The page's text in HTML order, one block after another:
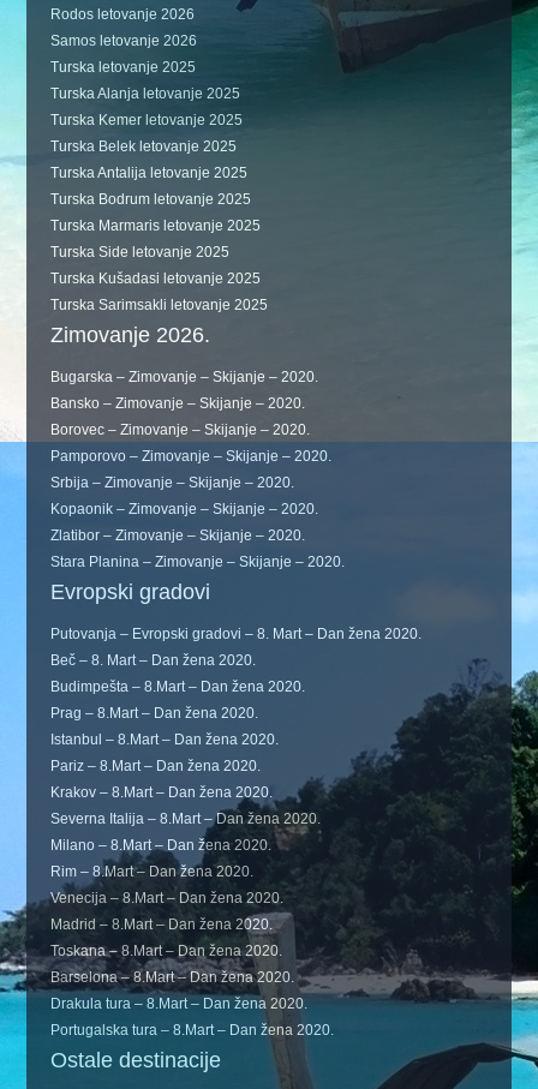
Rodos letovanje 2026
Samos letovanje 2026
Turska letovanje 2025
Turska Alanja letovanje 2025
Turska Kemer letovanje 2025
Turska Belek letovanje 2025
Turska Antalija letovanje 2025
Turska Bodrum letovanje 2025
Turska Marmaris letovanje 2025
Turska Side letovanje 2025
Turska Kušadasi letovanje 2025
Turska Sarimsakli letovanje 2025
Zimovanje 2026.
Bugarska – Zimovanje – Skijanje – 2020.
Bansko – Zimovanje – Skijanje – 2020.
Borovec – Zimovanje – Skijanje – 2020.
Pamporovo – Zimovanje – Skijanje – 2020.
Srbija – Zimovanje – Skijanje – 2020.
Kopaonik – Zimovanje – Skijanje – 2020.
Zlatibor – Zimovanje – Skijanje – 2020.
Stara Planina – Zimovanje – Skijanje – 2020.
Evropski gradovi
Putovanja – Evropski gradovi – 8. Mart – Dan žena 2020.
Beč – 8. Mart – Dan žena 2020.
Budimpešta – 8.Mart – Dan žena 2020.
Prag – 8.Mart – Dan žena 2020.
Istanbul – 8.Mart – Dan žena 2020.
Pariz – 8.Mart – Dan žena 2020.
Krakov – 8.Mart – Dan žena 2020.
Severna Italija – 8.Mart – Dan žena 2020.
Milano – 8.Mart – Dan žena 2020.
Rim – 8.Mart – Dan žena 2020.
Venecija – 8.Mart – Dan žena 2020.
Madrid – 8.Mart – Dan žena 2020.
Toskana – 8.Mart – Dan žena 2020.
Barselona – 8.Mart – Dan žena 2020.
Drakula tura – 8.Mart – Dan žena 2020.
Portugalska tura – 8.Mart – Dan žena 2020.
Ostale destinacije